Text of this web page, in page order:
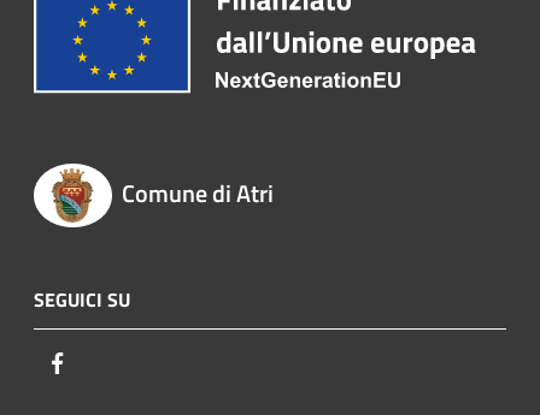
Comune di Atri
SEGUICI SU